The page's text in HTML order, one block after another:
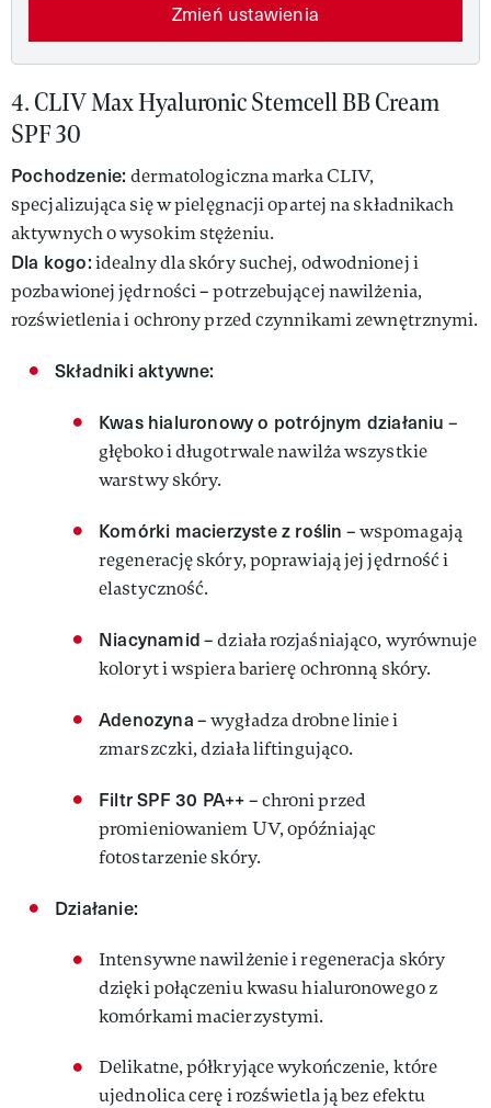
Zmień ustawienia
4. CLIV Max Hyaluronic Stemcell BB Cream
SPF 30
Pochodzenie: dermatologiczna marka CLIV,
specjalizująca się w pielęgnacji opartej na składnikach
aktywnych o wysokim stężeniu.
Dla kogo:idealny dla skóry suchej, odwodnionej i
pozbawionej jędrności – potrzebującej nawilżenia,
rozświetlenia i ochrony przed czynnikami zewnętrznymi.
Składniki aktywne:
Kwas hialuronowy o potrójnym działaniu –
głęboko i długotrwale nawilża wszystkie
warstwy skóry.
Komórki macierzyste z roślin – wspomagają
regenerację skóry, poprawiają jej jędrność i
elastyczność.
Niacynamid– działa rozjaśniająco, wyrównuje
koloryt i wspiera barierę ochronną skóry.
Adenozyna– wygładza drobne linie i
zmarszczki, działa liftingująco.
Filtr SPF 30 PA++– chroni przed
promieniowaniem UV, opóźniając
fotostarzenie skóry.
Działanie:
Intensywne nawilżenie i regeneracja skóry
dzięki połączeniu kwasu hialuronowego z
komórkami macierzystymi.
Delikatne, półkryjące wykończenie, które
ujednolica cerę i rozświetla ją bez efektu